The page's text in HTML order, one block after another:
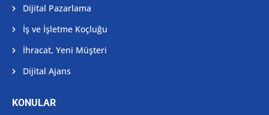
Dijital Pazarlama
İş ve İşletme Koçluğu
İhracat, Yeni Müşteri
Dijital Ajans
KONULAR